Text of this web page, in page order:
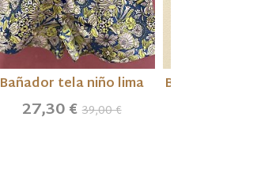
Bañador tela niño lima
27,30 €39,00 €
Bañador